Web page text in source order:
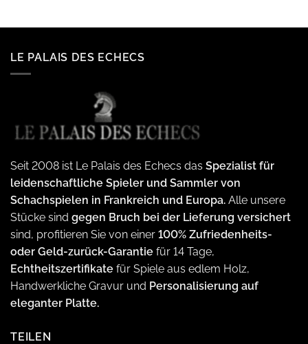
LE PALAIS DES ECHECS
Seit 2008 ist Le Palais des Echecs das Spezialist für
leidenschaftliche Spieler und Sammler von
Schachspielen in Frankreich und Europa. Alle unsere
Stücke sind gegen Bruch bei der Lieferung versichert
sind, profitieren Sie von einer 100% Zufriedenheits-
oder Geld-zurück-Garantie für 14 Tage,
Echtheitszertifikate für Spiele aus edlem Holz,
Handwerkliche Gravur und Personalisierung auf
eleganter Platte.
TEILEN